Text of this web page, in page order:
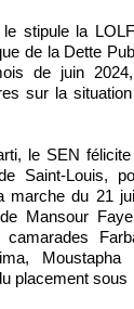
stipule la
de la Dette
de juin
sur la situation
le SEN
Saint-Louis,
marche du 21
Mansour
placement sous